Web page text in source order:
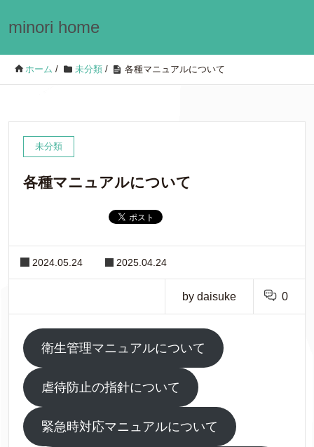
minori home
ホーム / 未分類 / 各種マニュアルについて
未分類
各種マニュアルについて
2024.05.24 2025.04.24
by daisuke 0
衛生管理マニュアルについて
虐待防止の指針について
緊急時対応マニュアルについて